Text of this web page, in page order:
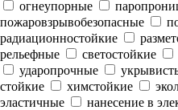
огнеупорные
пожаровзрывобезопасные
радиационностойкие
рельефные
светостойкие
ударопрочные
стойкие
химстойкие
эластичные
нанесение в